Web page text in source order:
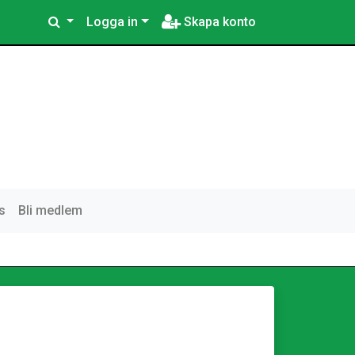
Logga in Skapa konto
Bli medlem